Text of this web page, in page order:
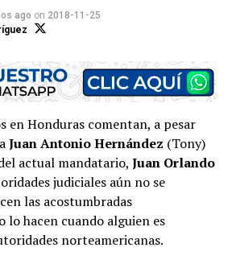
ago on 2018-11-25
en Honduras comentan, a pesar
Juan Antonio Hernández (Tony)
actual mandatario, Juan Orlando
judiciales aún no se
las acostumbradas
lo hacen cuando alguien es
norteamericanas.